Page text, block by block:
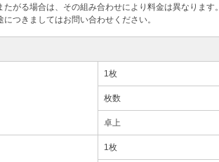
たがる場合は、その組み合わせにより料金は異なります。
つきましてはお問い合わせください。
1枚
枚数
卓上
1枚